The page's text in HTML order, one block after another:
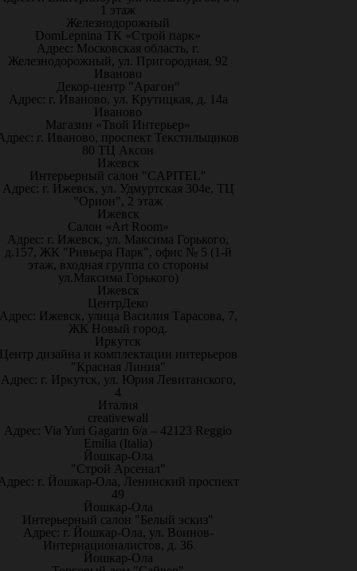
1 этаж
Железнодорожный
DomLepnina ТК «Строй парк»
Адрес: Московская область, г.
Железнодорожный, ул. Пригородная, 92
Иваново
Декор-центр "Арагон"
Адрес: г. Иваново, ул. Крутицкая, д. 14а
Иваново
Магазин «Твой Интерьер»
г. Иваново, проспект Текстильщиков
80 ТЦ Аксон
Ижевск
Интерьерный салон "CAPITEL"
Адрес: г. Ижевск, ул. Удмуртская 304е, ТЦ
"Орион", 2 этаж
Ижевск
Салон «Art Room»
Адрес: г. Ижевск, ул. Максима Горького,
д.157, ЖК "Ривьера Парк", офис № 5 (1-й
этаж, входная группа со стороны
ул.Максима Горького)
Ижевск
ЦентрДеко
Ижевск, улица Василия Тарасова, 7,
ЖК Новый город.
Иркутск
дизайна и комплектации интерьеров
"Красная Линия"
Адрес: г. Иркутск, ул. Юрия Левитанского,
4
Италия
creativewall
Адрес: Via Yuri Gagarin 6/a – 42123 Reggio
Emilia (Italia)
Йошкар-Ола
"Строй Арсенал"
г. Йошкар-Ола, Ленинский проспект
49
Йошкар-Ола
Интерьерный салон "Белый эскиз"
Адрес: г. Йошкар-Ола, ул. Воинов-
Интернационалистов, д. 36
Йошкар-Ола